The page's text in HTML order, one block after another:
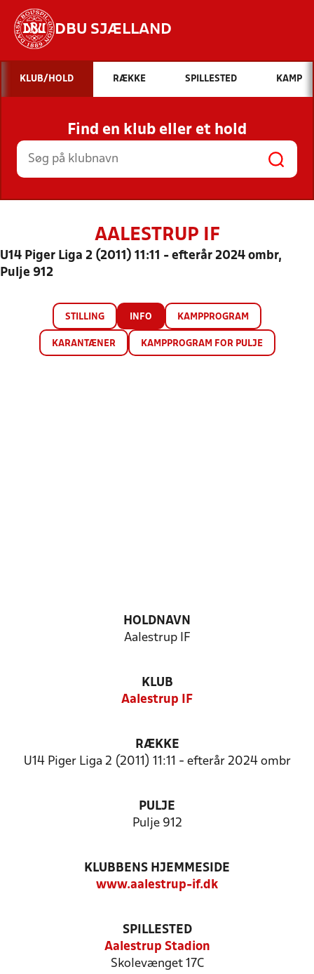
DBU SJÆLLAND
Hvad vil du søge efter?
INDHOLD OG NYHEDER
STILLINGER, RESULTATER, KLUBBER OG
HOLD
KLUB/HOLD RÆKKE SPILLESTED KAMP
Find en klub eller et hold
AALESTRUP IF
U14 Piger Liga 2 (2011) 11:11 - efterår 2024 ombr,
Pulje 912
STILLING INFO KAMPPROGRAM
KARANTÆNER KAMPPROGRAM FOR PULJE
HOLDNAVN
Aalestrup IF
KLUB
Aalestrup IF
RÆKKE
U14 Piger Liga 2 (2011) 11:11 - efterår 2024 ombr
PULJE
Pulje 912
KLUBBENS HJEMMESIDE
www.aalestrup-if.dk
SPILLESTED
Aalestrup Stadion
Skolevænget 17C